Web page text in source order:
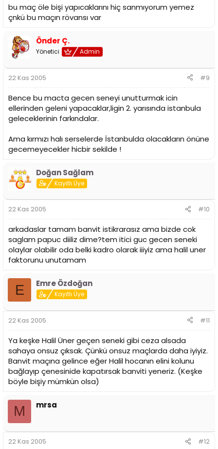
bu maç öle bişi yapıcaklarını hiç sanmıyorum yemez
çnkü bu maçın rövansı var
Önder Ç.
Yönetici Admin
22 Kas 2005 #9
Bence bu macta gecen seneyi unutturmak icin
ellerinden geleni yapacaklar,ligin 2. yarısında istanbula
geleceklerinin farkındalar.
Ama kırmızı halı serselerde İstanbulda olacakların önüne
gecemeyecekler hicbir sekilde !
Doğan Sağlam
Kayıtlı Üye
22 Kas 2005 #10
arkadaslar tamam banvit istikrarasız ama bizde cok
saglam papuc diiliz dime?tem itici guc gecen seneki
olaylar olabilir oda belki kadro olarak iiiyiz ama halil uner
faktorunu unutamam
E Emre Özdoğan
Kayıtlı Üye
22 Kas 2005 #11
Ya keşke Halil Üner geçen seneki gibi ceza alsada
sahaya onsuz çıksak. Çünkü onsuz maçlarda daha iyiyiz.
Banvit maçına gelince eğer Halil hocanın elini kolunu
bağlayıp çenesinide kapatırsak banviti yeneriz. (Keşke
böyle bişiy mümkün olsa)
M mrsa
22 Kas 2005 #12